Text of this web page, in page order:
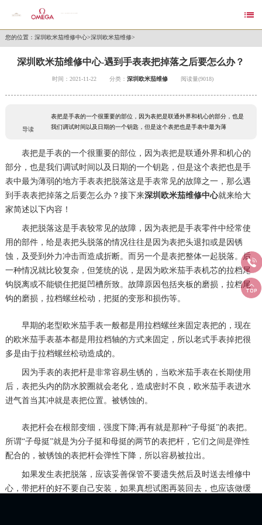

您的位置： 深圳欧米茄维修中心>深圳欧米茄维修>
深圳欧米茄维修中心-遇到手表表把掉落之后要怎么办？
时间：2021-11-22 分类： 深圳欧米茄维修 阅读量(9018)
表把是手表的一个很重要的部位，因为表把是联通外界和机心的部分，也是
我们调试时间以及日期的一个钥匙，但是这个表把也是手表中最为薄
表把是手表的一个很重要的部位，因为表把是联通外界和机心的
部分，也是我们调试时间以及日期的一个钥匙，但是这个表把也是手
表中最为薄弱的地方手表表把脱落这是手表常见的故障之一，那么遇
到手表表把掉落之后要怎么办？接下来 深圳欧米茄维修中心 就来给大
家简述以下内容！
表把脱落这是手表较常见的故障，因为表把是手表零件中经常使
用的部件，给是表把头脱落的情况往往是因为表把头退扣或是因锈
蚀，及受到外力冲击而造成折断。而另一个是表把整体一起脱落。后
一种情况就比较复杂，但笼统的说，是因为欧米茄手表机芯的拉档尾
钩脱离或不能锁住把挺凹槽所致。故障原因包括夹板的磨损，拉档尾
钩的磨损，拉档螺丝松动，把挺的变形和损伤等。
早期的老型欧米茄手表一般都是用拉档螺丝来固定表把的，现在
的欧米茄手表基本都是用拉档轴的方式来固定，所以老式手表掉把很
多是由于拉档螺丝松动造成的。
因为手表的表把杆是非常容易生锈的，当欧米茄手表在长期使用
后，表把头内的防水胶圈就会老化，造成密封不良，欧米茄手表进水
进气首当其冲就是表把位置。被锈蚀的。
表把杆会在根部变细，强度下降;再有就是那种“子母挺”的表把。
所谓“子母挺”就是为分子挺和母挺的两节的表把杆，它们之间是弹性
配合的，被锈蚀的表把杆会弹性下降，所以容易被拉出。
如果发生表把脱落，应该妥善保管不要遗失然后及时送去维修中
心，带把杆的好不要自己安装，如果真想试图再装回去，也应该做缓

